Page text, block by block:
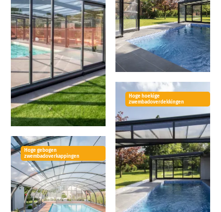
Hoge gebogen
zwembadoverkappingen
Hoge hoekige
zwembadoverdekkingen